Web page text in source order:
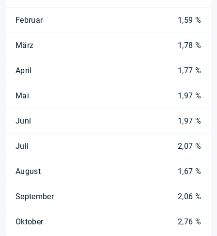
Februar 1,59 %
März 1,78 %
April 1,77 %
Mai 1,97 %
Juni 1,97 %
Juli 2,07 %
August 1,67 %
September 2,06 %
Oktober 2,76 %